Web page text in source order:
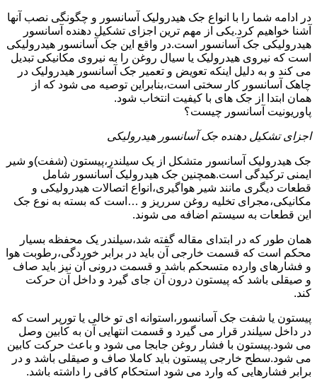
در ادامه شما را با انواع جک هیدرولیک آسانسور و چگونگی نصب آنها
آشنا خواهیم کرد.یکی از مهم ترین اجزای تشکیل دهنده آسانسور
هیدرولیکی جک آسانسور است.در واقع این جک آسانسور هیدرولیکی
است که نیروی هیدرولیک یا سیال روغن را به نیروی مکانیکی تبدیل
می کند و به دلیل اینکه تعویض و تعمیر جک آسانسور هیدرولیک در
چاهک آسانسور کار سختی است،بنابراین توصیه می شود که از
همان ابتدا از جک های با کیفیت انتخاب شود.
پاوریونیت آسانسور چیست؟
اجزای تشکیل دهنده جک آسانسور هیدرولیکی
جک هیدرولیک آسانسور متشکل از یک سیلندر،پیستون (شفت)و شیر
ایمنی ترکیدگی است.همچنین جک هیدرولیک آسانسور شامل
قطعات دیگری مانند شیر هواگیری،انواع اتصالات هیدرولیکی و
مکانیکی،مجرای تخلیه روغن سرریز و …است که بسته به نوع جک
این قطعات به سیستم اضافه می شوند.
همان طور که در ابتدای مقاله گفته شد،سیلندر یک محفظه بسیار
محکم است که قسمت خارجی آن باید در برابر خوردگی،رطوبت هوا
و فشارهای وارده متسحکم باشد و قسمت درونی آن نیز باید صاف
و صیقلی باشد که پیستون درون آن جای گیرد و داخل آن حرکت
کند.
پیستون یا شفت جک آسانسور،استوانه ای تو خالی یا تورپر است که
در داخل سیلندر قرار می گیرد و قسمت انتهایی آن به کابین وصل
می شود.پیستون با فشار روغن جابجا می شود و باعث حرکت کابین
می شود.سطح خارجی پیستون باید کاملا صاف و صیقلی باشد و در
برابر فشارهایی که وارد می شود استحکام کافی را داشته باشد.